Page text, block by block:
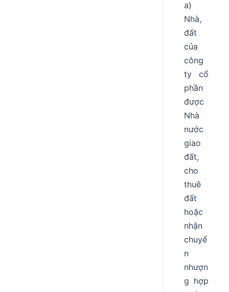
a)
Nhà,
đất
của
công
ty cổ
phần
được
Nhà
nước
giao
đất,
cho
thuê
đất
hoặc
nhận
chuyể
n
nhượn
g hợp